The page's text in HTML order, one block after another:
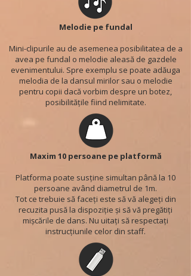
Melodie pe fundal
Mini-clipurile au de asemenea posibilitatea de a
avea pe fundal o melodie aleasă de gazdele
evenimentului. Spre exemplu se poate adăuga
melodia de la dansul mirilor sau o melodie
pentru copii dacă vorbim despre un botez,
posibilitățile fiind nelimitate.
Maxim 10 persoane pe platformă
Platforma poate susține simultan până la 10
persoane având diametrul de 1m.
Tot ce trebuie să faceți este să vă alegeți din
recuzita pusă la dispoziție și să vă pregătiți
mișcările de dans. Nu uitați să respectați
instrucțiunile celor din staff.